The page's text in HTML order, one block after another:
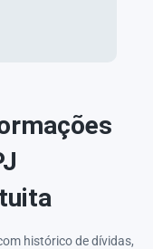
histórico de dívidas,